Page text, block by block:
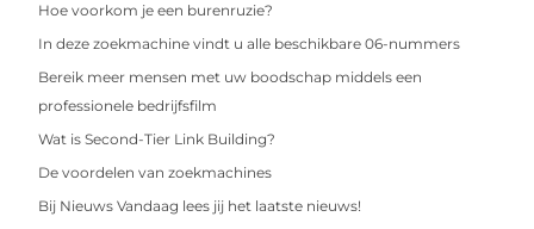
Hoe voorkom je een burenruzie?
In deze zoekmachine vindt u alle beschikbare 06-nummers
Bereik meer mensen met uw boodschap middels een
professionele bedrijfsfilm
Wat is Second-Tier Link Building?
De voordelen van zoekmachines
Bij Nieuws Vandaag lees jij het laatste nieuws!